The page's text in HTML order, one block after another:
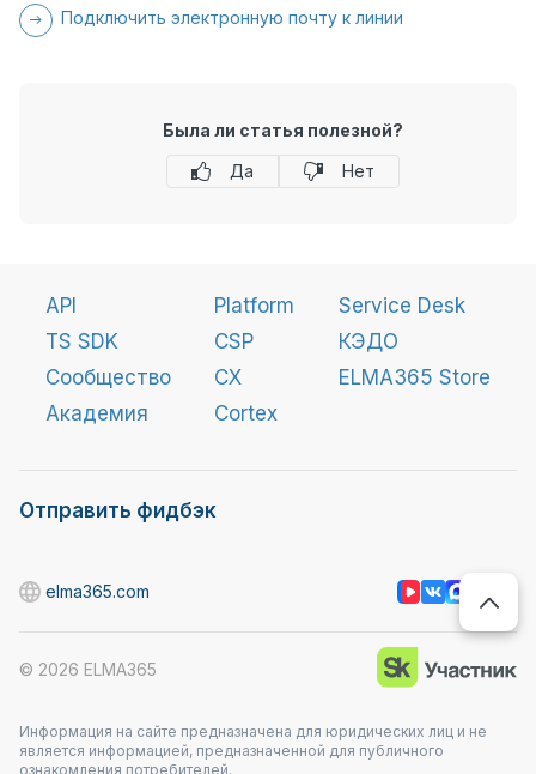
Подключить электронную почту к линии
Была ли статья полезной?
Да
Нет
API
TS SDK
Сообщество
Академия
Platform
CSP
CX
Cortex
Service Desk
КЭДО
ELMA365 Store
Отправить фидбэк
Информация на сайте предназначена для юридических лиц и не
является информацией, предназначенной для публичного
ознакомления потребителей.
© 2026 ELMA365
elma365.com